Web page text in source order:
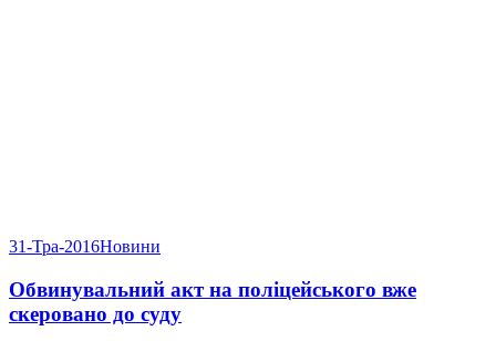
31-Тра-2016Новини
Обвинувальний акт на поліцейського вже
скеровано до суду